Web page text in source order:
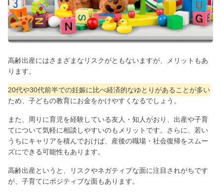
高齢出産にはさまざまなリスクがともないますが、メリットもあ
ります。
20代や30代前半での妊娠に比べ経済的なゆとりがあることが多い
ため、子どもの教育にお金をかけやすくなるでしょう。
また、周りに育児を経験している友人・知人がおり、出産や子育
てについて気軽に相談しやすいのもメリットです。さらに、若い
うちにキャリアを積んでおけば、産後の職場・社会復帰をスムー
ズにできる可能性もあります。
高齢出産というと、リスクやネガティブな面に注目されがちです
が、子育てにポジティブな面もあります。